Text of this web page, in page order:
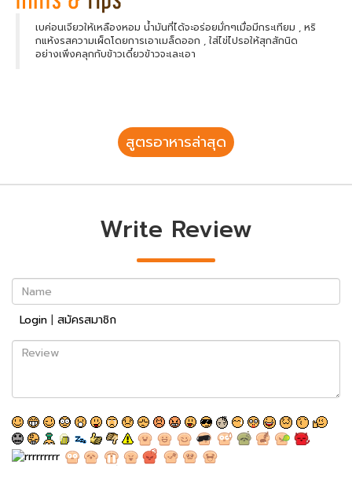
เบค่อนเจียวให้เหลืองหอม น้ำมันที่ได้จะอร่อยมั่กๆเมื่อมีกระเทียม , หริ
กแห้งรสความเผ็ดโดยการเอาเมล็ดออก , ใส่ไข่ไปรอให้สุกสักนิด
อย่างเพิ่งคลุกกับข้าวเดี๋ยวข้าวจะเละเอา
สูตรอาหารล่าสุด
Write Review
Name
Login | สมัครสมาชิก
Review